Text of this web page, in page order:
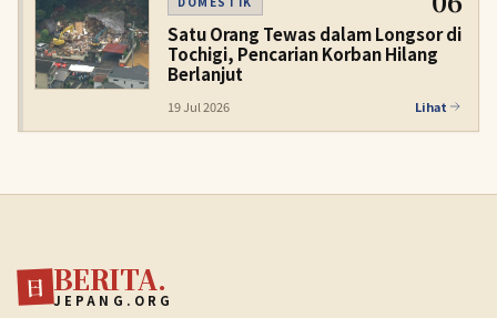
Satu Orang Tewas dalam Longsor di
Tochigi, Pencarian Korban Hilang
Berlanjut
19 Jul 2026 Lihat
日 BERITA.
JEPANG.ORG